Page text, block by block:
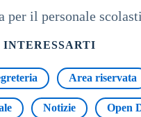
per il personale
INTERESSARTI
Area riservata
Notizie Open